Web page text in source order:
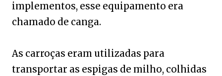
implementos, esse equipamento era
chamado de canga.
As carroças eram utilizadas para
transportar as espigas de milho, colhidas